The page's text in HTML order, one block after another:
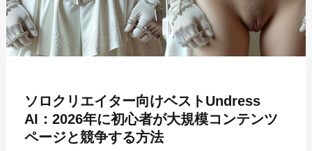
ソロクリエイター向けベストUndress
AI：2026年に初心者が大規模コンテンツ
ページと競争する方法